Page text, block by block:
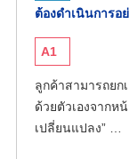
ต้องดำเนินการอ
A1
ลูกค้าสามารถยก
ด้วยตัวเองจากห
เปลี่ยนแปลง” …